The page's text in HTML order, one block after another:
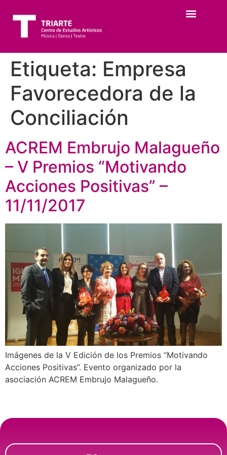
Etiqueta: Empresa
Favorecedora de la
Conciliación
ACREM Embrujo Malagueño
– V Premios “Motivando
Acciones Positivas” –
11/11/2017
Imágenes de la V Edición de los Premios “Motivando
Acciones Positivas”. Evento organizado por la
asociación ACREM Embrujo Malagueño.